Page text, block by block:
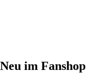
Neu im Fanshop